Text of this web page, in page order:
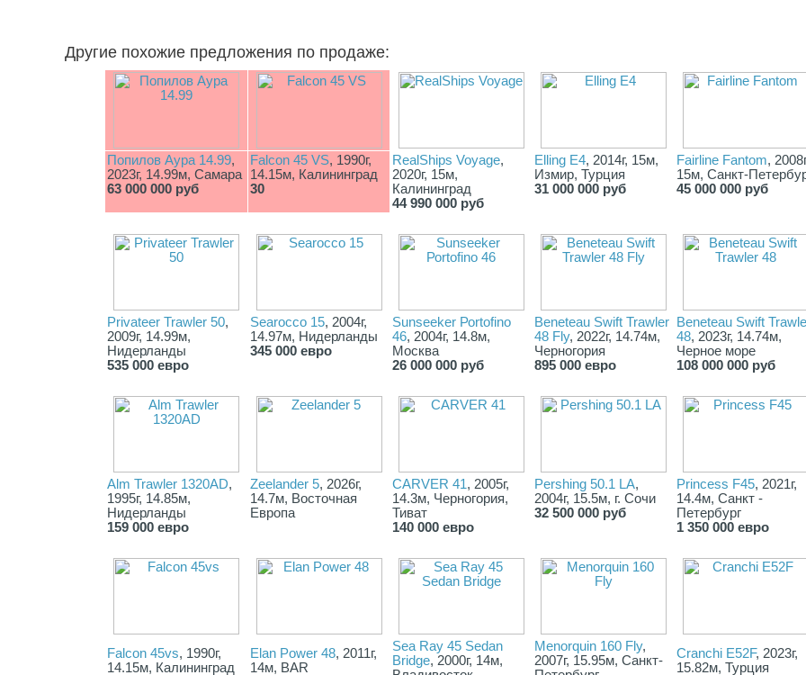
Другие похожие предложения по продаже:
Попилов Аура 14.99,
2023г, 14.99м, Самара
63 000 000 руб
Falcon 45 VS, 1990г,
14.15м, Калининград
30
RealShips Voyage,
2020г, 15м,
Калининград
44 990 000 руб
Elling E4, 2014г, 15м,
Измир, Турция
31 000 000 руб
Fairline Fantom,
15м, Санкт-
45 000 000 руб
Privateer Trawler 50,
2009г, 14.99м,
Нидерланды
535 000 евро
Searocco 15, 2004г,
14.97м, Нидерланды
345 000 евро
Sunsееkеr Роrtofinо
46, 2004г, 14.8м,
Москва
26 000 000 руб
Beneteau Swift Trawler
48 Fly, 2022г, 14.74м,
Черногория
895 000 евро
Beneteau Swift
48, 2023г, 14.74м,
Черное море
108 000 000 руб
Alm Trawler 1320AD,
1995г, 14.85м,
Нидерланды
159 000 евро
Zeelander 5, 2026г,
14.7м, Восточная
Европа
CARVER 41, 2005г,
14.3м, Черногория,
Тиват
140 000 евро
Pershing 50.1 LA,
2004г, 15.5м, г. Сочи
32 500 000 руб
Princess F45, 2021г,
14.4м, Санкт -
Петербург
1 350 000 евро
Falcon 45vs, 1990г,
14.15м, Калининград
Elan Power 48, 2011г,
14м, BAR
Sea Ray 45 Sedan
Bridge, 2000г, 14м,
Menorquin 160 Fly,
2007г, 15.95м, Санкт-
Cranchi E52F, 2023г,
15.82м, Турция